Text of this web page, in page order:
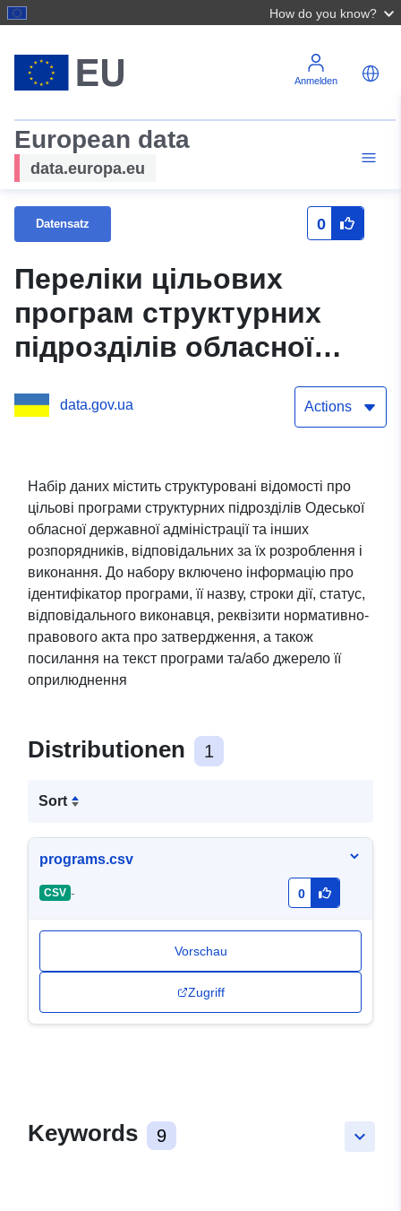
How do you know?
Anmelden
European data
data.europa.eu
Datensatz 0
Переліки цільових
програм структурних
підрозділів обласної
державної адміністрації
data.gov.ua Actions
Набір даних містить структуровані відомості про
цільові програми структурних підрозділів Одеської
обласної державної адміністрації та інших
розпорядників, відповідальних за їх розроблення і
виконання. До набору включено інформацію про
ідентифікатор програми, її назву, строки дії, статус,
відповідального виконавця, реквізити нормативно-
правового акта про затвердження, а також
посилання на текст програми та/або джерело її
оприлюднення
Distributionen 1
Sort
programs.csv
CSV - 0
Vorschau
Zugriff
keyboard_arrow_down
Keywords 9